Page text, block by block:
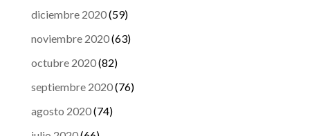
diciembre 2020(59)
noviembre 2020(63)
octubre 2020(82)
septiembre 2020(76)
agosto 2020(74)